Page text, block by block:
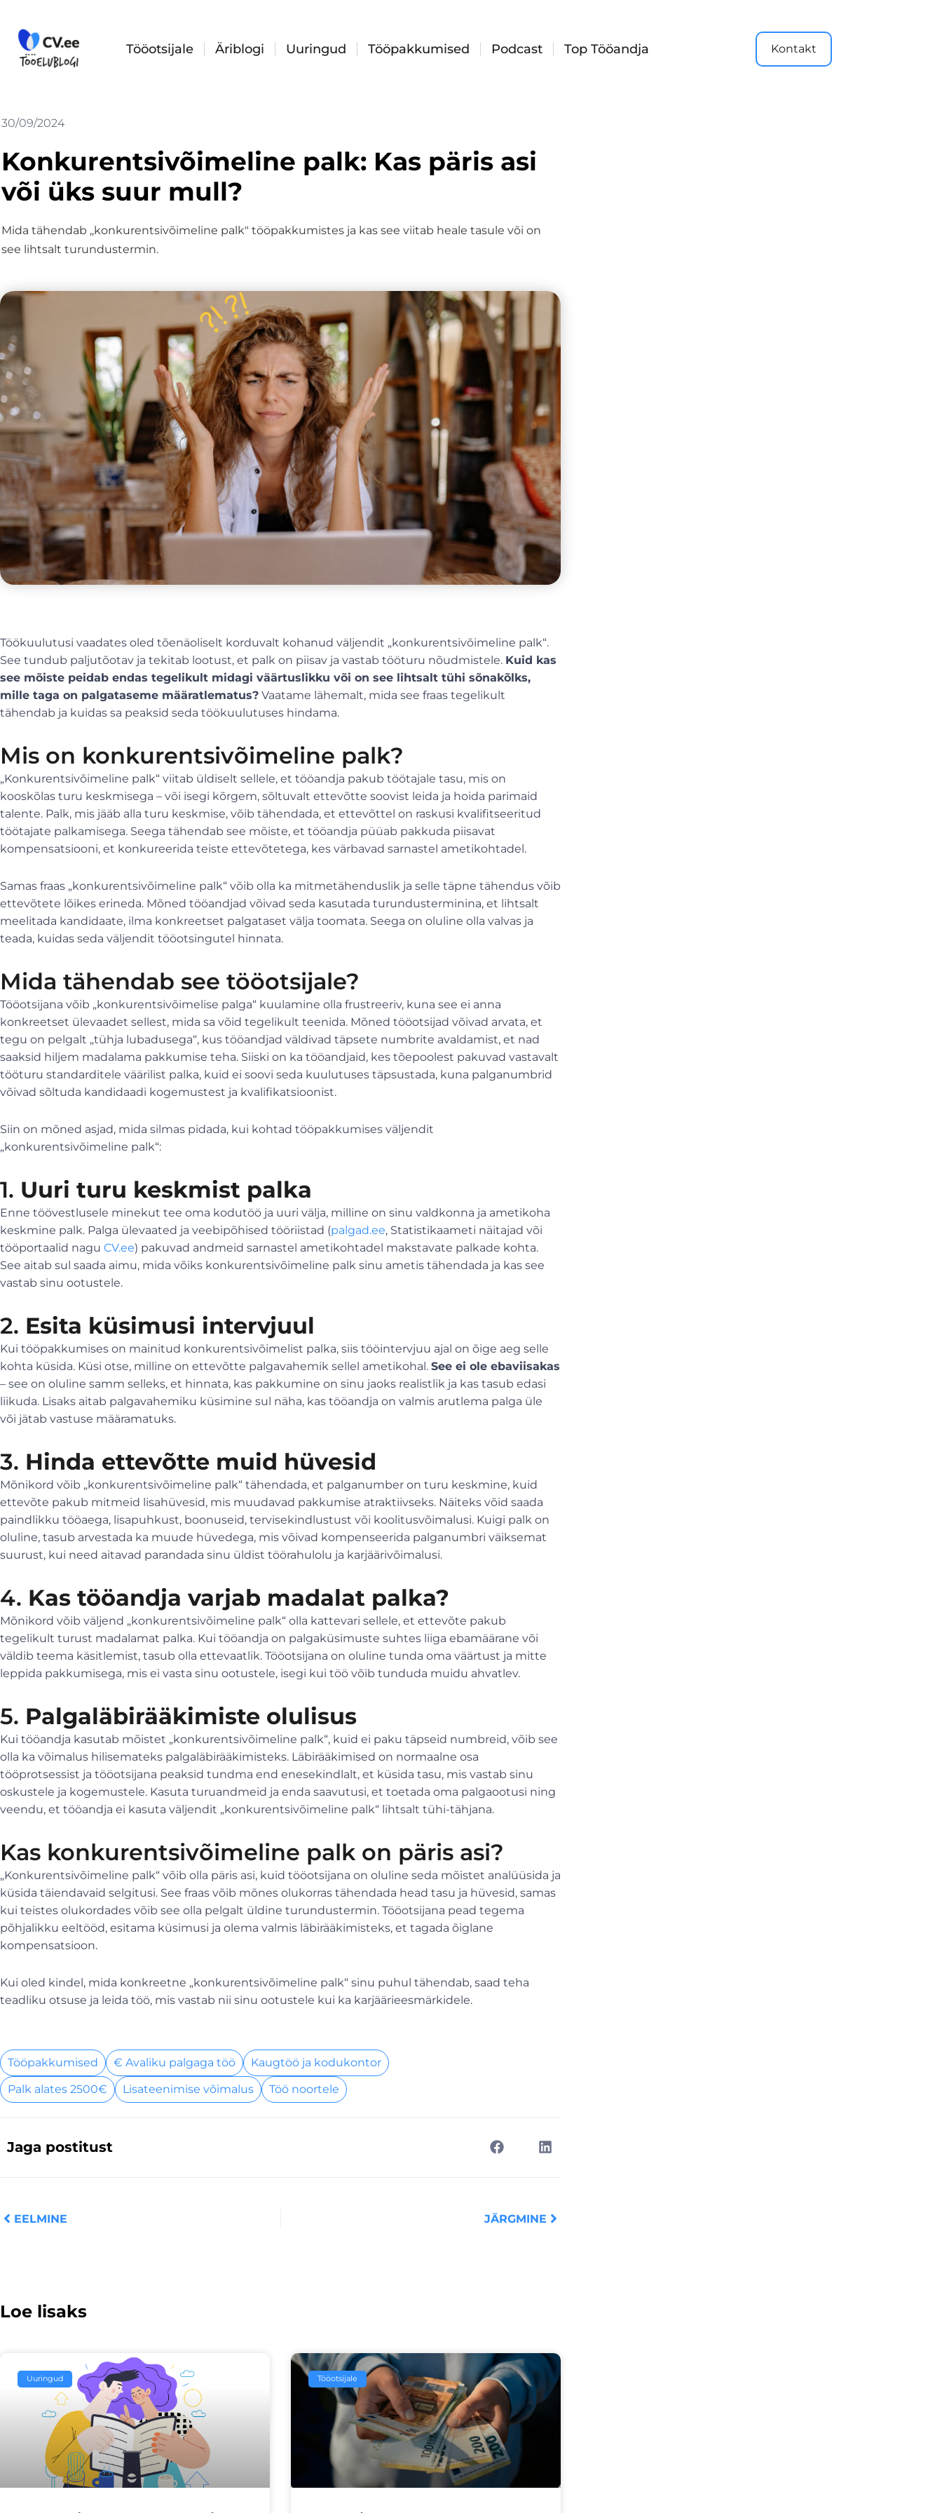
content
Tööotsijale Äriblogi Uuringud Tööpakkumised Podcast Top Tööandja Kontakt
30/09/2024
Konkurentsivõimeline palk: Kas päris asi
või üks suur mull?
Mida tähendab ,,konkurentsivõimeline palk" tööpakkumistes ja kas see viitab heale tasule või on
see lihtsalt turundustermin.
Töökuulutusi vaadates oled tõenäoliselt korduvalt kohanud väljendit „konkurentsivõimeline palk“.
See tundub paljutõotav ja tekitab lootust, et palk on piisav ja vastab tööturu nõudmistele. Kuid kas
see mõiste peidab endas tegelikult midagi väärtuslikku või on see lihtsalt tühi sõnakõlks,
mille taga on palgataseme määratlematus? Vaatame lähemalt, mida see fraas tegelikult
tähendab ja kuidas sa peaksid seda töökuulutuses hindama.
Mis on konkurentsivõimeline palk?
„Konkurentsivõimeline palk“ viitab üldiselt sellele, et tööandja pakub töötajale tasu, mis on
kooskõlas turu keskmisega – või isegi kõrgem, sõltuvalt ettevõtte soovist leida ja hoida parimaid
talente. Palk, mis jääb alla turu keskmise, võib tähendada, et ettevõttel on raskusi kvalifitseeritud
töötajate palkamisega. Seega tähendab see mõiste, et tööandja püüab pakkuda piisavat
kompensatsiooni, et konkureerida teiste ettevõtetega, kes värbavad sarnastel ametikohtadel.
Samas fraas „konkurentsivõimeline palk“ võib olla ka mitmetähenduslik ja selle täpne tähendus võib
ettevõtete lõikes erineda. Mõned tööandjad võivad seda kasutada turundusterminina, et lihtsalt
meelitada kandidaate, ilma konkreetset palgataset välja toomata. Seega on oluline olla valvas ja
teada, kuidas seda väljendit tööotsingutel hinnata.
Mida tähendab see tööotsijale?
Tööotsijana võib „konkurentsivõimelise palga“ kuulamine olla frustreeriv, kuna see ei anna
konkreetset ülevaadet sellest, mida sa võid tegelikult teenida. Mõned tööotsijad võivad arvata, et
tegu on pelgalt „tühja lubadusega“, kus tööandjad väldivad täpsete numbrite avaldamist, et nad
saaksid hiljem madalama pakkumise teha. Siiski on ka tööandjaid, kes tõepoolest pakuvad vastavalt
tööturu standarditele väärilist palka, kuid ei soovi seda kuulutuses täpsustada, kuna palganumbrid
võivad sõltuda kandidaadi kogemustest ja kvalifikatsioonist.
Siin on mõned asjad, mida silmas pidada, kui kohtad tööpakkumises väljendit
„konkurentsivõimeline palk“:
1. Uuri turu keskmist palka
Enne töövestlusele minekut tee oma kodutöö ja uuri välja, milline on sinu valdkonna ja ametikoha
keskmine palk. Palga ülevaated ja veebipõhised tööriistad (palgad.ee, Statistikaameti näitajad või
tööportaalid nagu CV.ee) pakuvad andmeid sarnastel ametikohtadel makstavate palkade kohta.
See aitab sul saada aimu, mida võiks konkurentsivõimeline palk sinu ametis tähendada ja kas see
vastab sinu ootustele.
2. Esita küsimusi intervjuul
Kui tööpakkumises on mainitud konkurentsivõimelist palka, siis tööintervjuu ajal on õige aeg selle
kohta küsida. Küsi otse, milline on ettevõtte palgavahemik sellel ametikohal. See ei ole ebaviisakas
– see on oluline samm selleks, et hinnata, kas pakkumine on sinu jaoks realistlik ja kas tasub edasi
liikuda. Lisaks aitab palgavahemiku küsimine sul näha, kas tööandja on valmis arutlema palga üle
või jätab vastuse määramatuks.
3. Hinda ettevõtte muid hüvesid
Mõnikord võib „konkurentsivõimeline palk“ tähendada, et palganumber on turu keskmine, kuid
ettevõte pakub mitmeid lisahüvesid, mis muudavad pakkumise atraktiivseks. Näiteks võid saada
paindlikku tööaega, lisapuhkust, boonuseid, tervisekindlustust või koolitusvõimalusi. Kuigi palk on
oluline, tasub arvestada ka muude hüvedega, mis võivad kompenseerida palganumbri väiksemat
suurust, kui need aitavad parandada sinu üldist töörahulolu ja karjäärivõimalusi.
4. Kas tööandja varjab madalat palka?
Mõnikord võib väljend „konkurentsivõimeline palk“ olla kattevari sellele, et ettevõte pakub
tegelikult turust madalamat palka. Kui tööandja on palgaküsimuste suhtes liiga ebamäärane või
väldib teema käsitlemist, tasub olla ettevaatlik. Tööotsijana on oluline tunda oma väärtust ja mitte
leppida pakkumisega, mis ei vasta sinu ootustele, isegi kui töö võib tunduda muidu ahvatlev.
5. Palgaläbirääkimiste olulisus
Kui tööandja kasutab mõistet „konkurentsivõimeline palk“, kuid ei paku täpseid numbreid, võib see
olla ka võimalus hilisemateks palgaläbirääkimisteks. Läbirääkimised on normaalne osa
tööprotsessist ja tööotsijana peaksid tundma end enesekindlalt, et küsida tasu, mis vastab sinu
oskustele ja kogemustele. Kasuta turuandmeid ja enda saavutusi, et toetada oma palgaootusi ning
veendu, et tööandja ei kasuta väljendit „konkurentsivõimeline palk“ lihtsalt tühi-tähjana.
Kas konkurentsivõimeline palk on päris asi?
„Konkurentsivõimeline palk“ võib olla päris asi, kuid tööotsijana on oluline seda mõistet analüüsida ja
küsida täiendavaid selgitusi. See fraas võib mõnes olukorras tähendada head tasu ja hüvesid, samas
kui teistes olukordades võib see olla pelgalt üldine turundustermin. Tööotsijana pead tegema
põhjalikku eeltööd, esitama küsimusi ja olema valmis läbirääkimisteks, et tagada õiglane
kompensatsioon.
Kui oled kindel, mida konkreetne „konkurentsivõimeline palk“ sinu puhul tähendab, saad teha
teadliku otsuse ja leida töö, mis vastab nii sinu ootustele kui ka karjäärieesmärkidele.
Tööpakkumised € Avaliku palgaga töö
Kaugtöö ja kodukontor
Palk alates 2500€
Lisateenimise võimalus Töö noortele
Jaga postitust
EELMINE JÄRGMINE
Loe lisaks
Uuringud Tööotsijale